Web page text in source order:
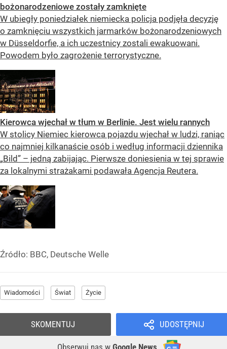
bożonarodzeniowe zostały zamknięte
W ubiegły poniedziałek niemiecka policja podjęła decyzję
o zamknięciu wszystkich jarmarków bożonarodzeniowych
w Düsseldorfie, a ich uczestnicy zostali ewakuowani.
Powodem było zagrożenie terrorystyczne.
Kierowca wjechał w tłum w Berlinie. Jest wielu rannych
W stolicy Niemiec kierowca pojazdu wjechał w ludzi, raniąc
co najmniej kilkanaście osób i według informacji dziennika
„Bild” – jedną zabijając. Pierwsze doniesienia w tej sprawie
za lokalnymi strażakami podawała Agencja Reutera.
Źródło: BBC, Deutsche Welle
Wiadomości Świat Życie
UDOSTĘPNIJ
Obserwuj nas w Google News
SKOMENTUJ